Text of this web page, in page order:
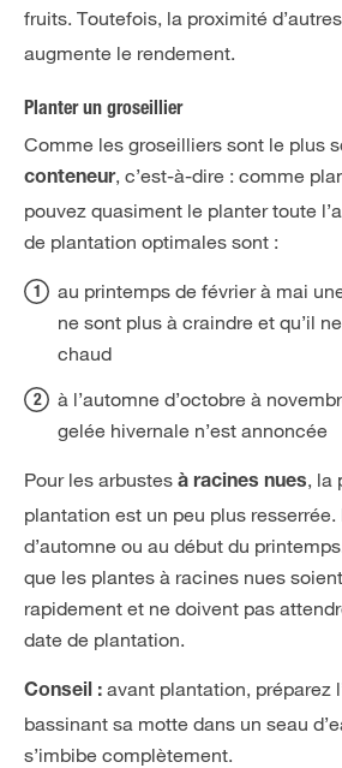
fruits. Toutefois, la proximité
augmente le rendement.
Planter un groseillier
Comme les groseilliers sont le plus
conteneur, c’est-à-dire : comme
pouvez quasiment le planter toute
de plantation optimales sont :
au printemps de février à mai
ne sont plus à craindre et qu’il
chaud
à l’automne d’octobre à
gelée hivernale n’est annoncée
Pour les arbustes à racines nues, la
plantation est un peu plus
d’automne ou au début du
que les plantes à racines nues
rapidement et ne doivent pas
date de plantation.
Conseil : avant plantation, préparez
bassinant sa motte dans un seau
s’imbibe complètement.